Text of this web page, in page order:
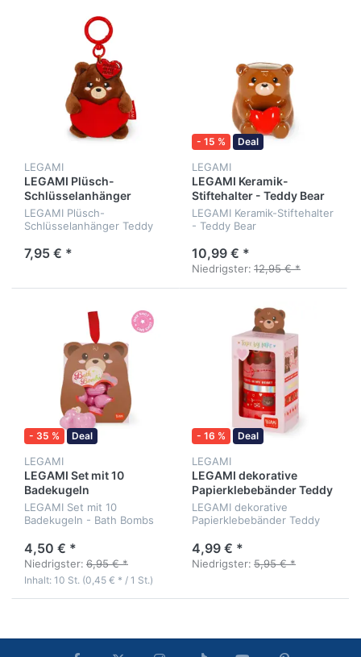
LEGAMI
LEGAMI Plüsch-
Schlüsselanhänger
Teddy Bear
LEGAMI Plüsch-
Schlüsselanhänger Teddy
7,95 € *
- 15 % Deal
LEGAMI
LEGAMI Keramik-
Stiftehalter - Teddy Bear
LEGAMI Keramik-Stiftehalter
- Teddy Bear
10,99 € *
Niedrigster: 12,95 € *
- 35 % Deal
LEGAMI
LEGAMI Set mit 10
Badekugeln
LEGAMI Set mit 10
Badekugeln - Bath Bombs
4,50 € *
Niedrigster: 6,95 € *
Inhalt: 10 St. (0,45 € * / 1 St.)
- 16 % Deal
LEGAMI
LEGAMI dekorative
Papierklebebänder Teddy
Bear
LEGAMI dekorative
Papierklebebänder Teddy
4,99 € *
Niedrigster: 5,95 € *